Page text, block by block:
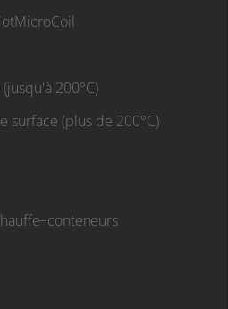
200°C)
surface (plus de 200°C)